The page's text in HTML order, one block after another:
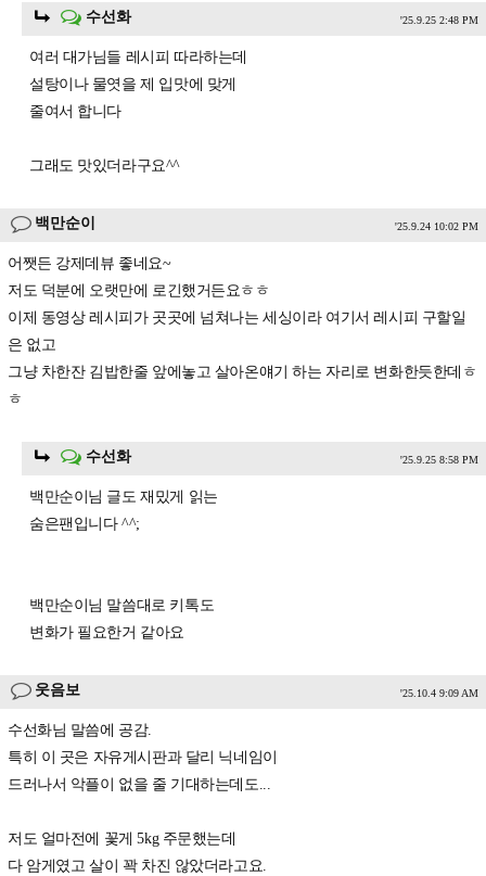
수선화 '25.9.25 2:48 PM
여러 대가님들 레시피 따라하는데
설탕이나 물엿을 제 입맛에 맞게
줄여서 합니다
그래도 맛있더라구요^^
백만순이 '25.9.24 10:02 PM
어쨋든 강제데뷰 좋네요~
저도 덕분에 오랫만에 로긴했거든요ㅎㅎ
이제 동영상 레시피가 곳곳에 넘쳐나는 세싱이라 여기서 레시피 구할일
은 없고
그냥 차한잔 김밥한줄 앞에놓고 살아온얘기 하는 자리로 변화한듯한데ㅎ
ㅎ
수선화 '25.9.25 8:58 PM
백만순이님 글도 재밌게 읽는
숨은팬입니다 ^^;
백만순이님 말씀대로 키톡도
변화가 필요한거 같아요
웃음보 '25.10.4 9:09 AM
수선화님 말씀에 공감.
특히 이 곳은 자유게시판과 달리 닉네임이
드러나서 악플이 없을 줄 기대하는데도...
저도 얼마전에 꽃게 5kg 주문했는데
다 암게였고 살이 꽉 차진 않았더라고요.